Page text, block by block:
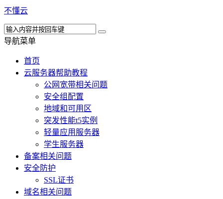
不懂云
导航菜单
首页
云服务器帮助教程
公网宽带相关问题
安全组配置
地域和可用区
突发性能t5实例
轻量应用服务器
学生服务器
备案相关问题
安全防护
SSL证书
域名相关问题